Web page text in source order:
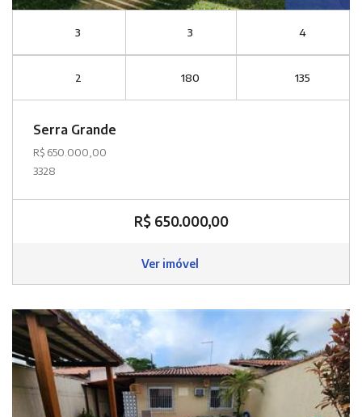
3 3 4
2 180 135
Serra Grande
R$ 650.000,00
3328
R$ 650.000,00
Ver imóvel